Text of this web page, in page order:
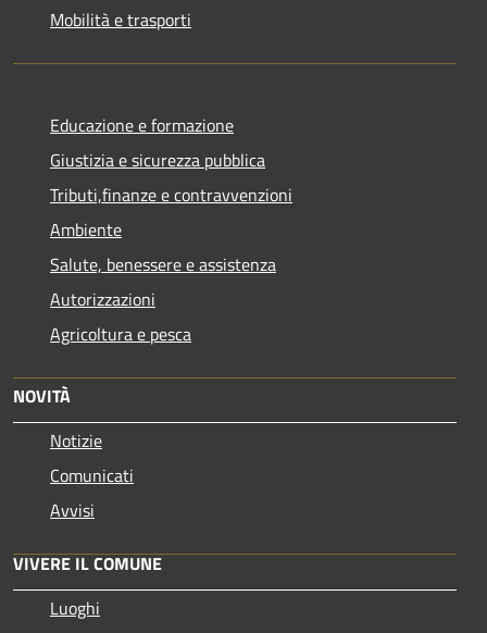
Mobilità e trasporti
Educazione e formazione
Giustizia e sicurezza pubblica
Tributi,finanze e contravvenzioni
Ambiente
Salute, benessere e assistenza
Autorizzazioni
Agricoltura e pesca
NOVITÀ
Notizie
Comunicati
Avvisi
VIVERE IL COMUNE
Luoghi